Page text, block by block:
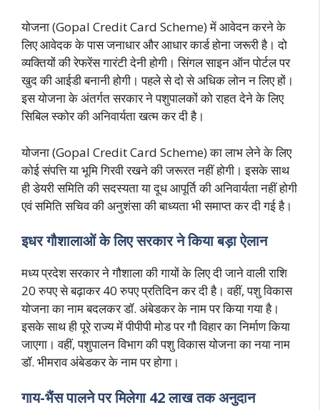
योजना (Gopal Credit Card Scheme) में आवेदन करने के
लिए आवेदक के पास जनाधार और आधार कार्ड होना जरूरी है। दो
व्यक्तियों की रेफरेंस गारंटी देनी होगी। सिंगल साइन ऑन पोर्टल पर
खुद की आईडी बनानी होगी। पहले से दो से अधिक लोन न लिए हों।
इस योजना के अंतर्गत सरकार ने पशुपालकों को राहत देने के लिए
सिबिल स्कोर की अनिवार्यता खत्म कर दी है।
योजना (Gopal Credit Card Scheme) का लाभ लेने के लिए
कोई संपत्ति या भूमि गिरवी रखने की जरूरत नहीं होगी। इसके साथ
ही डेयरी समिति की सदस्यता या दूध आपूर्ति की अनिवार्यता नहीं होगी
एवं समिति सचिव की अनुशंसा की बाध्यता भी समाप्त कर दी गई है।
इधर गौशालाओं के लिए सरकार ने किया बड़ा ऐलान
मध्य प्रदेश सरकार ने गौशाला की गायों के लिए दी जाने वाली राशि
20 रुपए से बढ़ाकर 40 रुपए प्रतिदिन कर दी है। वहीं, पशु विकास
योजना का नाम बदलकर डॉ. अंबेडकर के नाम पर किया गया है।
इसके साथ ही पूरे राज्य में पीपीपी मोड पर गौ विहार का निर्माण किया
जाएगा। वहीं, पशुपालन विभाग की पशु विकास योजना का नया नाम
डॉ. भीमराव अंबेडकर के नाम पर होगा।
गाय-भैंस पालने पर मिलेगा 42 लाख तक अनुदान